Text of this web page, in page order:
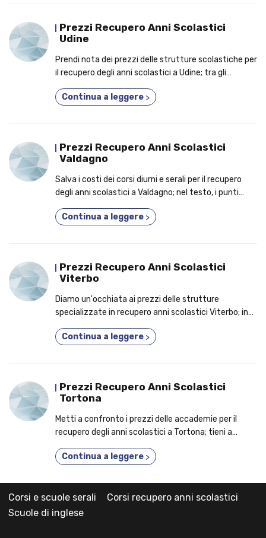
Prezzi Recupero Anni Scolastici
Udine
Prendi nota dei prezzi delle strutture scolastiche per
il recupero degli anni scolastici a Udine; tra gli
numero crescente di studenti frequenta un corso
Continua a leggere >
Prezzi Recupero Anni Scolastici
Valdagno
Salva i costi dei corsi diurni e serali per il recupero
degli anni scolastici a Valdagno; nel testo, i punti
un corso privato!
Continua a leggere >
Prezzi Recupero Anni Scolastici
Viterbo
Diamo un'occhiata ai prezzi delle strutture
specializzate in recupero anni scolastici Viterbo; in
studenti prende parte a un corso privato!
Continua a leggere >
Prezzi Recupero Anni Scolastici
Tortona
Metti a confronto i prezzi delle accademie per il
recupero degli anni scolastici a Tortona; tieni a
frequentano un corso privato!
Continua a leggere >
Corsi e scuole serali
Corsi recupero anni scolastici
Scuole di inglese